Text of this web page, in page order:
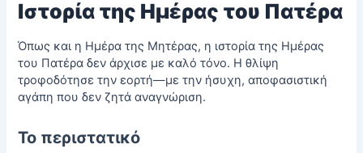
Ιστορία της Ημέρας του Πατέρα
Όπως και η Ημέρα της Μητέρας, η ιστορία της Ημέρας
του Πατέρα δεν άρχισε με καλό τόνο. Η θλίψη
τροφοδότησε την εορτή—με την ήσυχη, αποφασιστική
αγάπη που δεν ζητά αναγνώριση.
Το περιστατικό